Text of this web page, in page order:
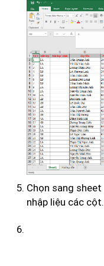
Chọn sang sheet
nhập liệu các cột.